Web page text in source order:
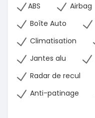
ABS Airbag
Boîte Auto
Climatisation
Jantes alu
Radar de recul
Anti-patinage